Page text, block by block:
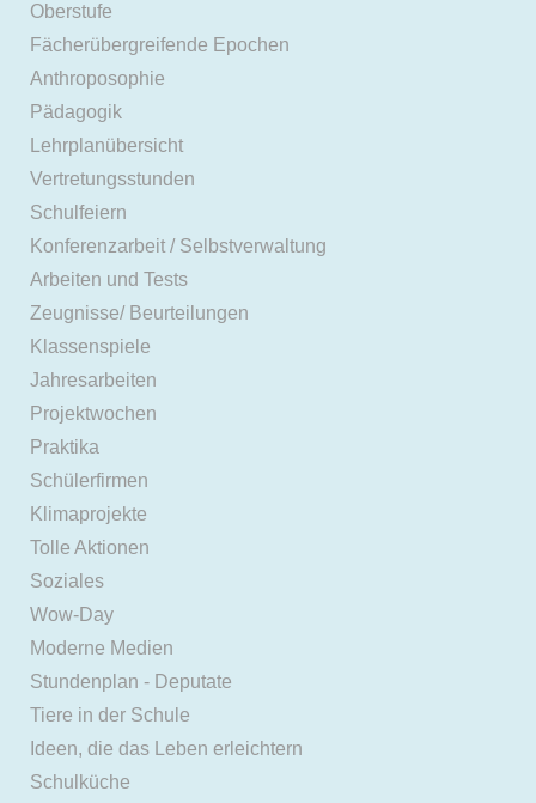
Oberstufe
Fächerübergreifende Epochen
Anthroposophie
Pädagogik
Lehrplanübersicht
Vertretungsstunden
Schulfeiern
Konferenzarbeit / Selbstverwaltung
Arbeiten und Tests
Zeugnisse/ Beurteilungen
Klassenspiele
Jahresarbeiten
Projektwochen
Praktika
Schülerfirmen
Klimaprojekte
Tolle Aktionen
Soziales
Wow-Day
Moderne Medien
Stundenplan - Deputate
Tiere in der Schule
Ideen, die das Leben erleichtern
Schulküche